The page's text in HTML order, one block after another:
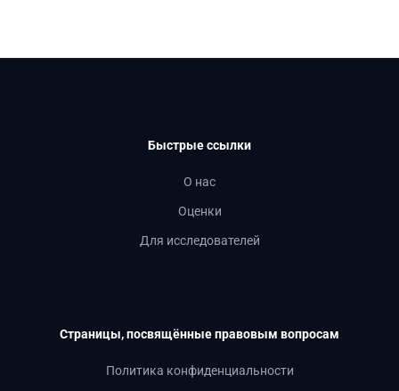
Быстрые ссылки
О нас
Оценки
Для исследователей
Страницы, посвящённые правовым вопросам
Политика конфиденциальности